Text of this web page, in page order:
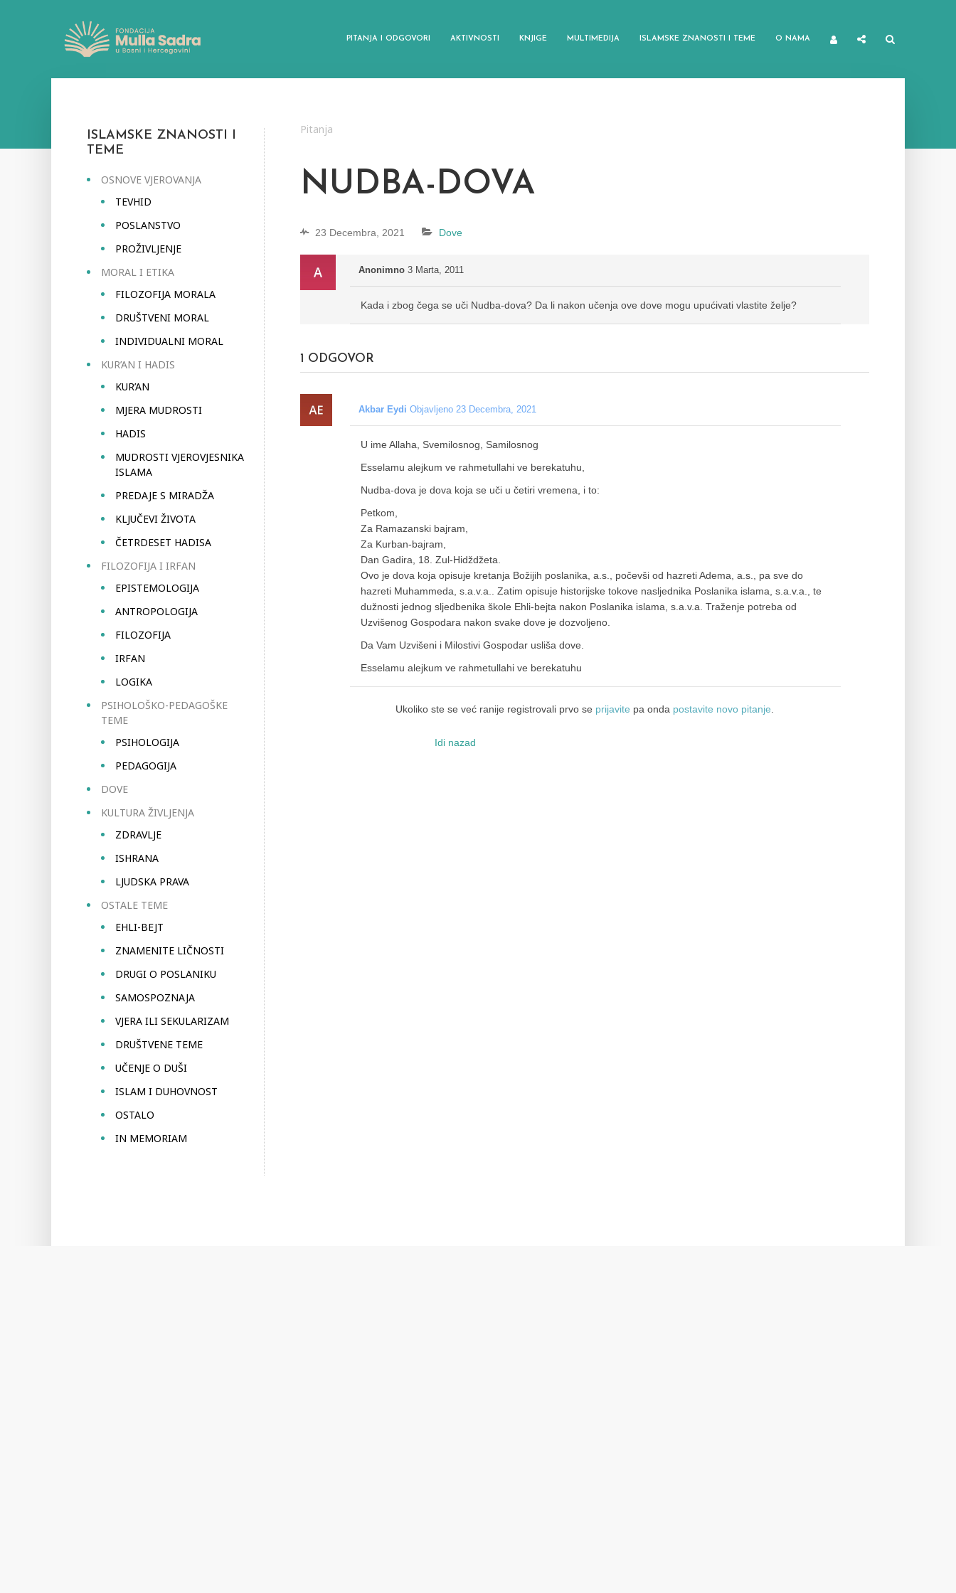
PITANJA I ODGOVORI AKTIVNOSTI KNJIGE MULTIMEDIJA ISLAMSKE ZNANOSTI I TEME O NAMA
ISLAMSKE ZNANOSTI I
TEME
OSNOVE VJEROVANJA
TEVHID
POSLANSTVO
PROŽIVLJENJE
MORAL I ETIKA
FILOZOFIJA MORALA
DRUŠTVENI MORAL
INDIVIDUALNI MORAL
KUR’AN I HADIS
KUR’AN
MJERA MUDROSTI
HADIS
MUDROSTI VJEROVJESNIKA
ISLAMA
PREDAJE S MIRADŽA
KLJUČEVI ŽIVOTA
ČETRDESET HADISA
FILOZOFIJA I IRFAN
EPISTEMOLOGIJA
ANTROPOLOGIJA
FILOZOFIJA
IRFAN
LOGIKA
PSIHOLOŠKO-PEDAGOŠKE
TEME
PSIHOLOGIJA
PEDAGOGIJA
DOVE
KULTURA ŽIVLJENJA
ZDRAVLJE
ISHRANA
LJUDSKA PRAVA
OSTALE TEME
EHLI-BEJT
ZNAMENITE LIČNOSTI
DRUGI O POSLANIKU
SAMOSPOZNAJA
VJERA ILI SEKULARIZAM
DRUŠTVENE TEME
UČENJE O DUŠI
ISLAM I DUHOVNOST
OSTALO
IN MEMORIAM
Pitanja
NUDBA-DOVA
23 Decembra, 2021 Dove
Anonimno 3 Marta, 2011
Kada i zbog čega se uči Nudba-dova? Da li nakon učenja ove dove mogu upućivati vlastite želje?
1 ODGOVOR
Akbar Eydi Objavljeno 23 Decembra, 2021
U ime Allaha, Svemilosnog, Samilosnog
Esselamu alejkum ve rahmetullahi ve berekatuhu,
Nudba-dova je dova koja se uči u četiri vremena, i to:
Petkom,
Za Ramazanski bajram,
Za Kurban-bajram,
Dan Gadira, 18. Zul-Hidždžeta.
Ovo je dova koja opisuje kretanja Božijih poslanika, a.s., počevši od hazreti Adema, a.s., pa sve do
hazreti Muhammeda, s.a.v.a.. Zatim opisuje historijske tokove nasljednika Poslanika islama, s.a.v.a., te
dužnosti jednog sljedbenika škole Ehli-bejta nakon Poslanika islama, s.a.v.a. Traženje potreba od
Uzvišenog Gospodara nakon svake dove je dozvoljeno.
Da Vam Uzvišeni i Milostivi Gospodar usliša dove.
Esselamu alejkum ve rahmetullahi ve berekatuhu
Ukoliko ste se već ranije registrovali prvo se prijavite pa onda postavite novo pitanje.
Idi nazad